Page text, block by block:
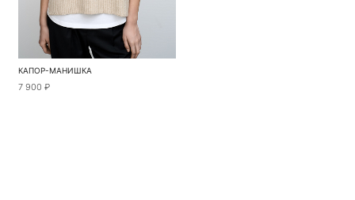
КАПОР-МАНИШКА
7 900 ₽